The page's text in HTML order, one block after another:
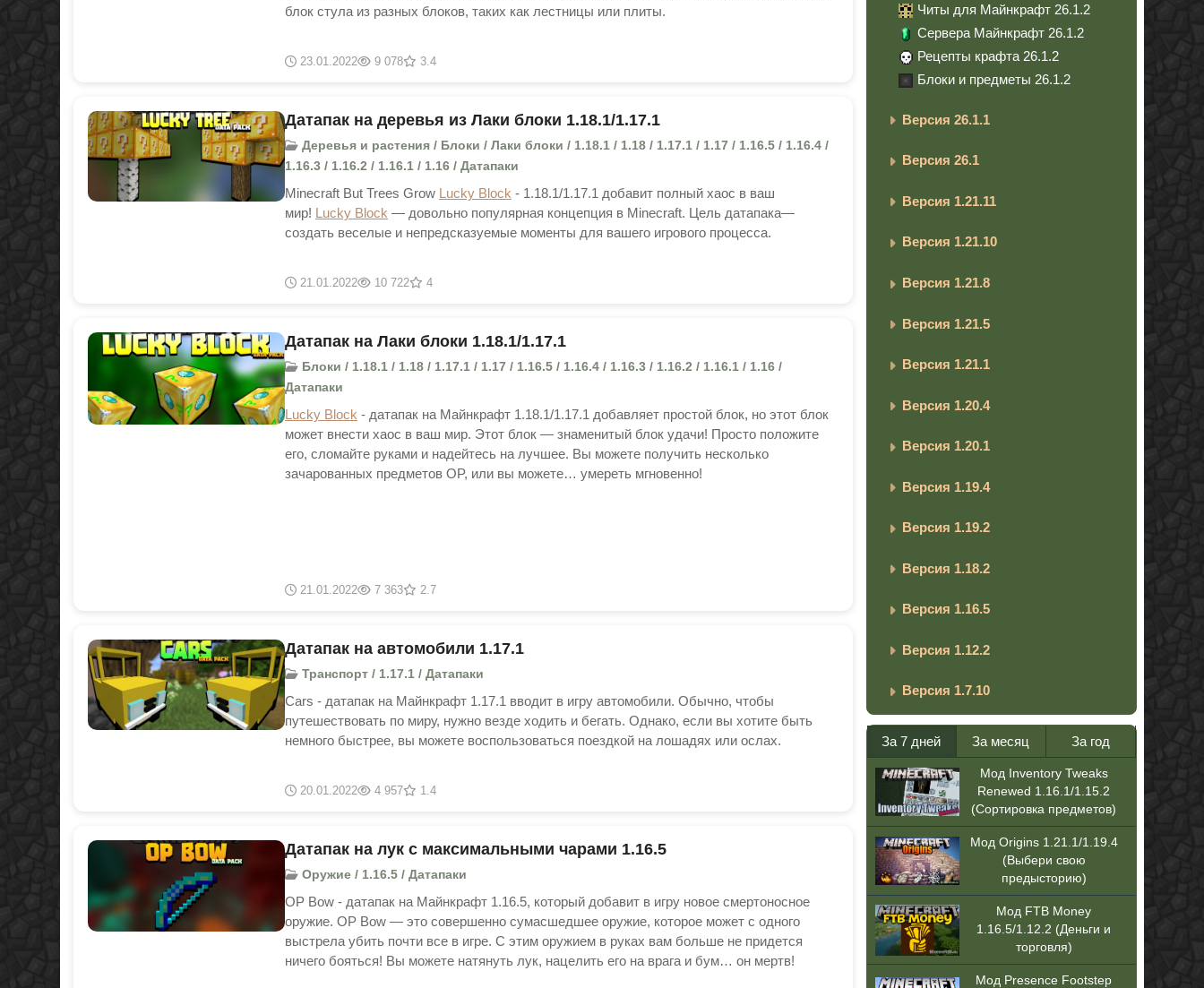
блок стула из разных блоков, таких как лестницы или плиты.
23.01.2022 9 078 3.4
Датапак на деревья из Лаки блоки 1.18.1/1.17.1
Деревья и растения / Блоки / Лаки блоки / 1.18.1 / 1.18 / 1.17.1 / 1.17 / 1.16.5 / 1.16.4 /
1.16.3 / 1.16.2 / 1.16.1 / 1.16 / Датапаки
Minecraft But Trees Grow Lucky Block - 1.18.1/1.17.1 добавит полный хаос в ваш
мир! Lucky Block — довольно популярная концепция в Minecraft. Цель датапака—
создать веселые и непредсказуемые моменты для вашего игрового процесса.
21.01.2022 10 722 4
Датапак на Лаки блоки 1.18.1/1.17.1
Блоки / 1.18.1 / 1.18 / 1.17.1 / 1.17 / 1.16.5 / 1.16.4 / 1.16.3 / 1.16.2 / 1.16.1 / 1.16 /
Датапаки
Lucky Block - датапак на Майнкрафт 1.18.1/1.17.1 добавляет простой блок, но этот блок
может внести хаос в ваш мир. Этот блок — знаменитый блок удачи! Просто положите
его, сломайте руками и надейтесь на лучшее. Вы можете получить несколько
зачарованных предметов OP, или вы можете… умереть мгновенно!
21.01.2022 7 363 2.7
Датапак на автомобили 1.17.1
Транспорт / 1.17.1 / Датапаки
Cars - датапак на Майнкрафт 1.17.1 вводит в игру автомобили. Обычно, чтобы
путешествовать по миру, нужно везде ходить и бегать. Однако, если вы хотите быть
немного быстрее, вы можете воспользоваться поездкой на лошадях или ослах.
20.01.2022 4 957 1.4
Датапак на лук с максимальными чарами 1.16.5
Оружие / 1.16.5 / Датапаки
OP Bow - датапак на Майнкрафт 1.16.5, который добавит в игру новое смертоносное
оружие. OP Bow — это совершенно сумасшедшее оружие, которое может с одного
выстрела убить почти все в игре. С этим оружием в руках вам больше не придется
ничего бояться! Вы можете натянуть лук, нацелить его на врага и бум… он мертв!
Читы для Майнкрафт 26.1.2
Сервера Майнкрафт 26.1.2
Рецепты крафта 26.1.2
Блоки и предметы 26.1.2
Версия 26.1.1
Версия 26.1
Версия 1.21.11
Версия 1.21.10
Версия 1.21.8
Версия 1.21.5
Версия 1.21.1
Версия 1.20.4
Версия 1.20.1
Версия 1.19.4
Версия 1.19.2
Версия 1.18.2
Версия 1.16.5
Версия 1.12.2
Версия 1.7.10
За 7 дней За месяц За год
Мод Inventory Tweaks
Renewed 1.16.1/1.15.2
(Сортировка предметов)
Мод Origins 1.21.1/1.19.4
(Выбери свою
предысторию)
Мод FTB Money
1.16.5/1.12.2 (Деньги и
торговля)
Мод Presence Footstep